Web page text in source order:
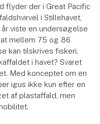
flyder der i Great Pacific
i Stillehavet,
viste en undersøgelse
at mellem 75 og 86
kan tilskrives fiskeri.
i havet? Svaret
Med konceptet om en
igus ikke kun efter en
af plastaffald, men